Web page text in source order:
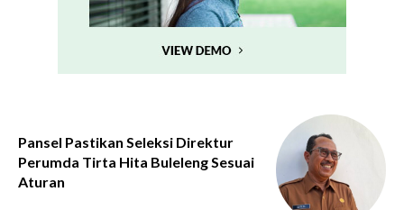
Pansel Pastikan Seleksi Direktur
Perumda Tirta Hita Buleleng Sesuai
Aturan